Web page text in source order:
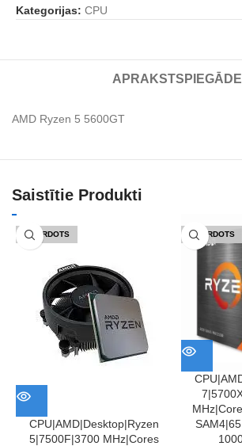
Kategorijas: CPU
APRAKSTS PIEGĀDE
AMD Ryzen 5 5600GT
Saistītie Produkti
IZPĀRDOTS
CPU|AMD|Desktop|Ryzen
5|7500F|3700 MHz|Cores
IZPĀRDOTS